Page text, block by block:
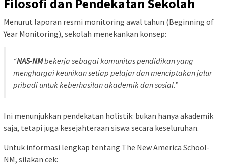
Menurut laporan resmi monitoring awal tahun (Beginning of
Year Monitoring), sekolah menekankan konsep:
“NAS-NMbekerja sebagai komunitas pendidikan yang
menghargai keunikan setiap pelajar dan menciptakan jalur
pribadi untuk keberhasilan akademik dan sosial.”
Ini menunjukkan pendekatan holistik: bukan hanya akademik
saja, tetapi juga kesejahteraan siswa secara keseluruhan.
Untuk informasi lengkap tentang The New America School-
NM, silakan cek: